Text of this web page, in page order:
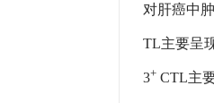
对肝癌中
TL主要呈
3+ CTL主